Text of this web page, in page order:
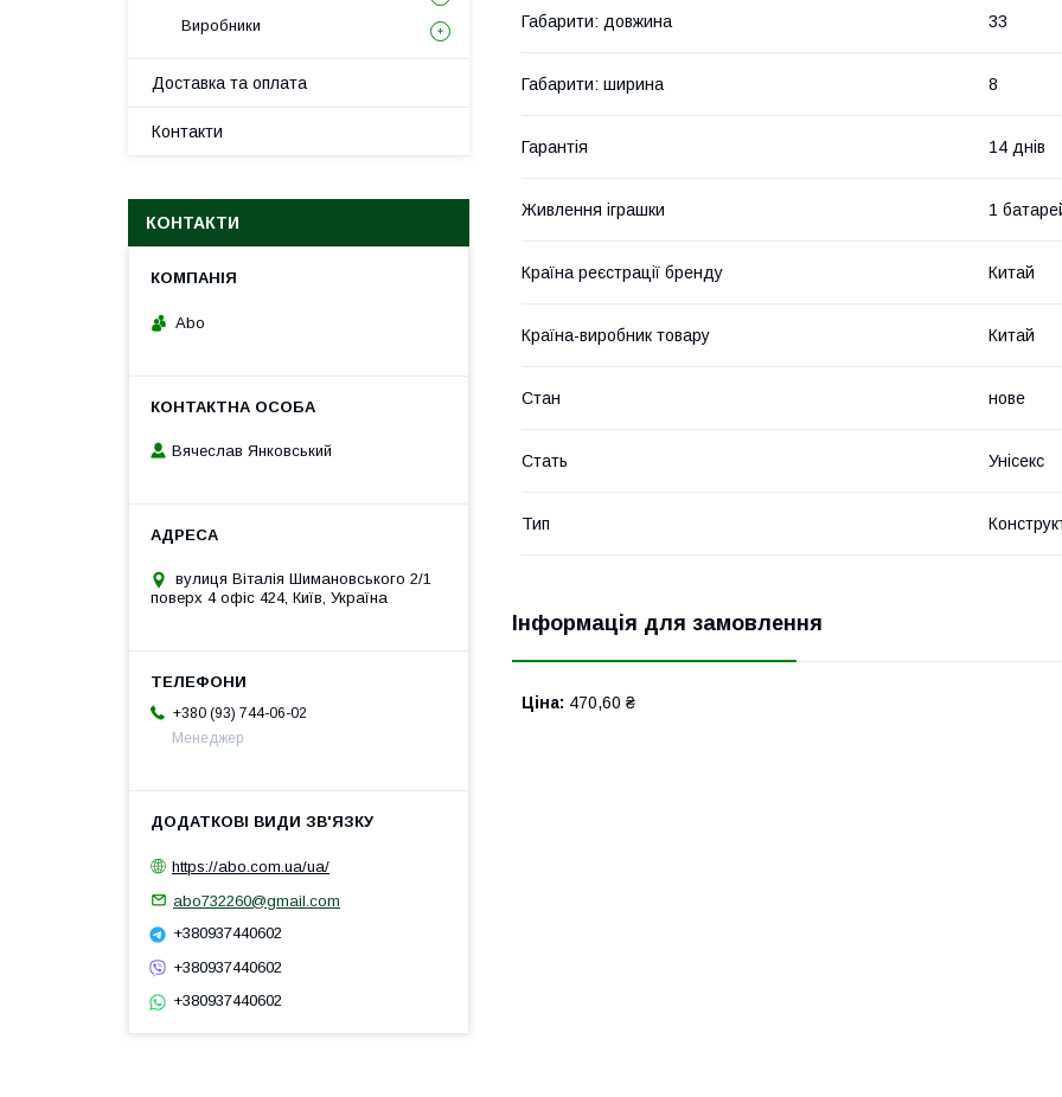
Габарити: довжина 33
Габарити: ширина 8
Гарантія 14 днів
Живлення іграшки 1
Країна реєстрації бренду Китай
Країна-виробник товару Китай
Стан нове
Стать Унісекс
Тип
Інформація для замовлення
Ціна: 470,60 ₴
Виробники
Доставка та оплата
Контакти
КОНТАКТИ
Abo
Вячеслав Янковський
вулиця Віталія Шимановського 2/1
поверх 4 офіс 424, Київ, Україна
+380 (93) 744-06-02
Менеджер
https://abo.com.ua/ua/
abo732260@gmail.com
+380937440602
+380937440602
+380937440602